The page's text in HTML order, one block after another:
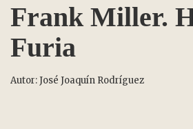
Frank Miller.
Furia
Autor: José Joaquín Rodríguez